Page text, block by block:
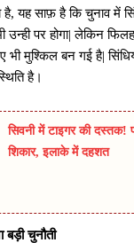
है, यह साफ़ है कि चुनाव में
उन्ही पर होगा| लेकिन
भी मुश्किल बन गई है|
है।
सिवनी में टाइगर की दस्तक!
शिकार, इलाके में दहशत
चुनौती